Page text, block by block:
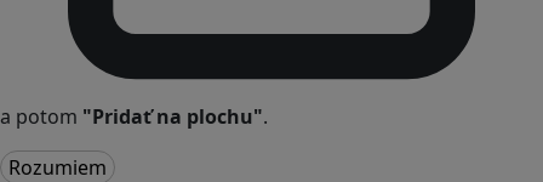
a potom "Pridať na plochu".
Rozumiem